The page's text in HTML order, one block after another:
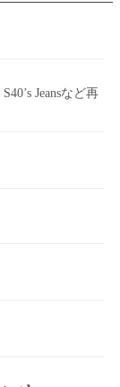
Jeansなど再